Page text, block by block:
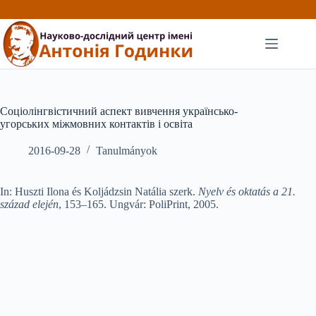
до
вмісту
Соціолінгвістичний аспект вивчення українсько-
угорських міжмовних контактів і освіта
2016-09-28 Tanulmányok
In: Huszti Ilona és Koljádzsin Natália szerk. Nyelv és oktatás a 21.
század elején, 153–165. Ungvár: PoliPrint, 2005.